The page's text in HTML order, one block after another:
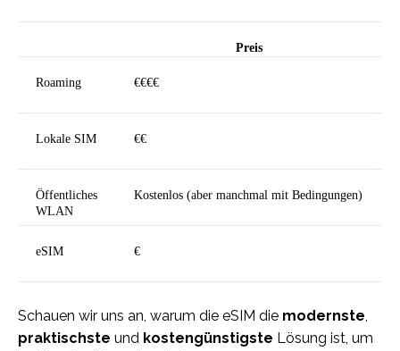
Preis
Roaming €€€€
Lokale SIM €€
Öffentliches
WLAN
Kostenlos (aber manchmal mit Bedingungen)
eSIM €
Schauen wir uns an, warum die eSIM die modernste,
praktischste und kostengünstigste Lösung ist, um